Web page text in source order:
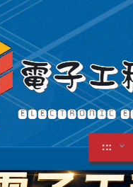
:::